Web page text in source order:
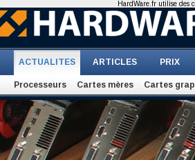
ACTUALITES ARTICLES PRIX
Processeurs Cartes mères Cartes
HardWare.fr utilise des